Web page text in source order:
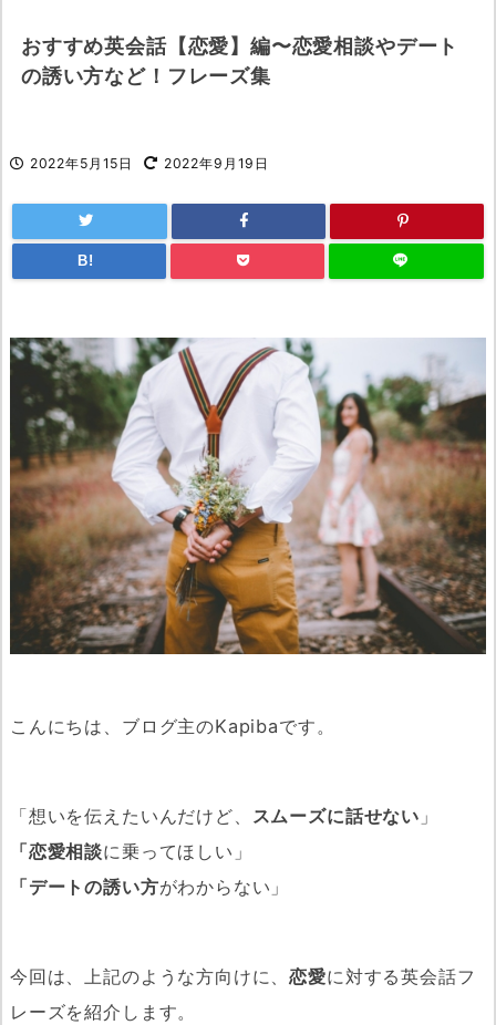
おすすめ英会話【恋愛】編〜恋愛相談やデート
の誘い方など！フレーズ集
2022年5月15日 2022年9月19日
B!
こんにちは、ブログ主のKapibaです。
「想いを伝えたいんだけど、 スムーズに話せない 」
「恋愛相談に乗ってほしい」
「デートの誘い方がわからない」
今回は、上記のような方向けに、恋愛に対する英会話フ
レーズを紹介します。